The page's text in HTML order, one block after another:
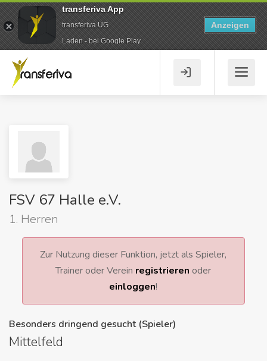
FSV 67 Halle e.V.
1. Herren
Zur Nutzung dieser Funktion, jetzt als Spieler,
Trainer oder Verein registrieren oder
einloggen!
Besonders dringend gesucht (Spieler)
Mittelfeld
transferiva App
transferiva UG
Laden - bei Google Play
Anzeigen